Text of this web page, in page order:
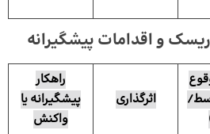
و اقدامات پیشگیرانه
اثرگذاری
راهکار
پیشگیرانه یا
واکنش